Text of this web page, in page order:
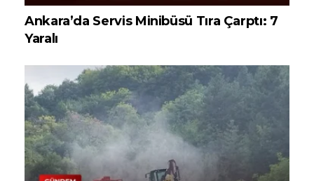
Ankara’da Servis Minibüsü Tıra Çarptı: 7
Yaralı